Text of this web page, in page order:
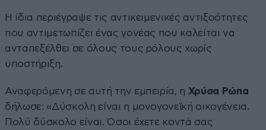
Η ίδια περιέγραψε τις αντικειμενικές αντιξοότητες
που αντιμετωπίζει ένας γονέας που καλείται να
ανταπεξέλθει σε όλους τους ρόλους χωρίς
υποστήριξη.
Αναφερόμενη σε αυτή την εμπειρία, η Χρύσα Ρώπα
δήλωσε: «Δύσκολη είναι η μονογονεϊκή οικογένεια.
Πολύ δύσκολο είναι. Όσοι έχετε κοντά σας